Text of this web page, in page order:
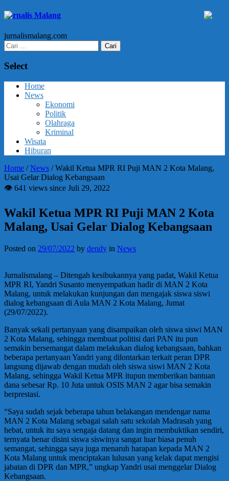
Jurnalis Malang
jurnalismalang.com
Cari
untuk:
Select
Home
News
Ekonomi
Politik
Olahraga
Kriminal
Wisata
Hiburan
Home /News /Wakil Ketua MPR RI Puji MAN 2 Kota Malang,
Usai Gelar Dialog Kebangsaan
👁 641 views since Juli 29, 2022
Wakil Ketua MPR RI Puji MAN 2 Kota
Malang, Usai Gelar Dialog Kebangsaan
Posted on 29/07/2022 by dendy in News
Jurnalismalang – Ditengah kesibukannya yang padat, Wakil Ketua
MPR RI, Yandri Susanto menyempatkan hadir di MAN 2 Kota
Malang, untuk melakukan kunjungan dan mengajak siswa siswi
dialog kebangsaan di Aula MAN 2 Kota Malang, Jumat
(29/07/2022).
Banyak sekali pertanyaan yang disampaikan oleh siswa siswi MAN
2 Kota Malang, sehingga membuat politisi dari PAN itu pun
semakin bersemangat dalam melakukan dialog kebangsaan, bahkan
beberapa pertanyaan Yandri yang dilontarkan terkait peran DPR
langsung dijawab dengan mudah oleh siswa siswi MAN 2 Kota
Malang, sehingga Wakil Ketua MPR itupun memberikan bantuan
dana sebesar Rp. 10 Juta untuk OSIS MAN 2 agar bisa semakin
berprestasi.
“Saya sudah sejak beberapa tahun belakangan mendengar nama
MAN 2 Kota Malang sebagai salah satu sekolah Madrasah yang
hebat, untuk itu saya sengaja datang dan ingin membuktikan sendiri,
ternyata benar disini siswa siswinya sangat luar biasa penuh
semangat, sehingga saya juga menaruh harapan kepada MAN 2
Kota Malang untuk menciptakan lulusan yang kelak dapat mengisi
jabatan di DPR dan MPR,” ungkap Yandri usai menggelar Dialog
Kebangsaan.